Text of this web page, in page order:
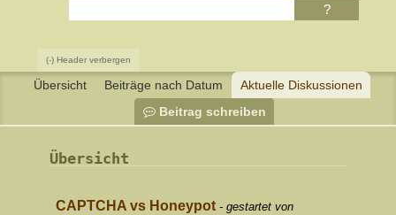
(-) Header verbergen
Übersicht Beiträge nach Datum
Aktuelle Diskussionen
Beitrag schreiben
Übersicht
CAPTCHA vs Honeypot - gestartet von